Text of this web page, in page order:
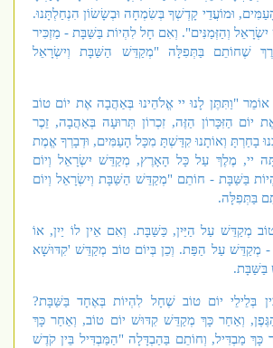
וּמוֹעֲדֵי קָדְשְׁךָ בְּשִׂמְחָה וּבְשָׂשׂוֹן הִנְחַלְתָּנוּ.
וְהַזְּמַנִּים". וְאִם חָל לִהְיוֹת בַּשַּׁבָּת - מַזְכִּיר
שֶׁחוֹתֵם בַּתְּפִלָּה "מְקַדֵּשׁ הַשַּׁבָּת וְיִשְׂרָאֵל
"וַתִּתֶּן לָנוּ יי אֱלֹהֵינוּ בְּאַהֲבָה אֶת יוֹם טוֹב
הַזִּכָּרוֹן הַזֶּה, זִכְרוֹן תְּרוּעָה בְּאַהֲבָה, זֵכֶר
בָחַרְתָּ וְאוֹתָנוּ קִדַּשְׁתָּ מִכָּל הָעַמִּים, וּדְבָרְךָ אֱמֶת
יי, מֶלֶךְ עַל כָּל הָאָרֶץ, מְקַדֵּשׁ יִשְׂרָאֵל וְיוֹם
בַּשַּׁבָּת - חוֹתֵם "מְקַדֵּשׁ הַשַּׁבָּת וְיִשְׂרָאֵל וְיוֹם
בַּתְּפִלָּה.
מְקַדֵּשׁ עַל הַיַּיִן, כַּשַּׁבָּת. וְאִם אֵין לוֹ יַיִן, אוֹ
עַל הַפַּת. וְכֵן בְּיוֹם טוֹב מְקַדֵּשׁ 'קִדּוּשָׁא
בְּלֵילֵי יוֹם טוֹב שֶׁחָל לִהְיוֹת בְּאֶחָד בַּשַּׁבָּת?
וְאַחַר כָּךְ מְקַדֵּשׁ קִדּוּשׁ יוֹם טוֹב, וְאַחַר כָּךְ
מַבְדִּיל, וְחוֹתֵם בַּהַבְדָּלָה "הַמַּבְדִּיל בֵּין קֹדֶשׁ